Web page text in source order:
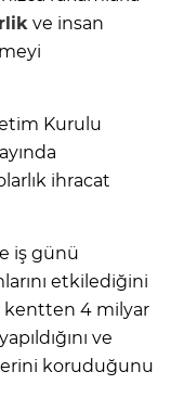
ve insan
Kurulu
ihracat
iş günü
etkilediğini
kentten 4 milyar
ve
koruduğunu